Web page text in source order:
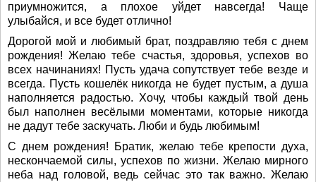
приумножится, а плохое уйдет навсегда! Чаще
улыбайся, и все будет отлично!
Дорогой мой и любимый брат, поздравляю тебя с днем
рождения! Желаю тебе счастья, здоровья, успехов во
всех начинаниях! Пусть удача сопутствует тебе везде и
всегда. Пусть кошелёк никогда не будет пустым, а душа
наполняется радостью. Хочу, чтобы каждый твой день
был наполнен весёлыми моментами, которые никогда
не дадут тебе заскучать. Люби и будь любимым!
С днем рождения! Братик, желаю тебе крепости духа,
нескончаемой силы, успехов по жизни. Желаю мирного
неба над головой, ведь сейчас это так важно. Желаю